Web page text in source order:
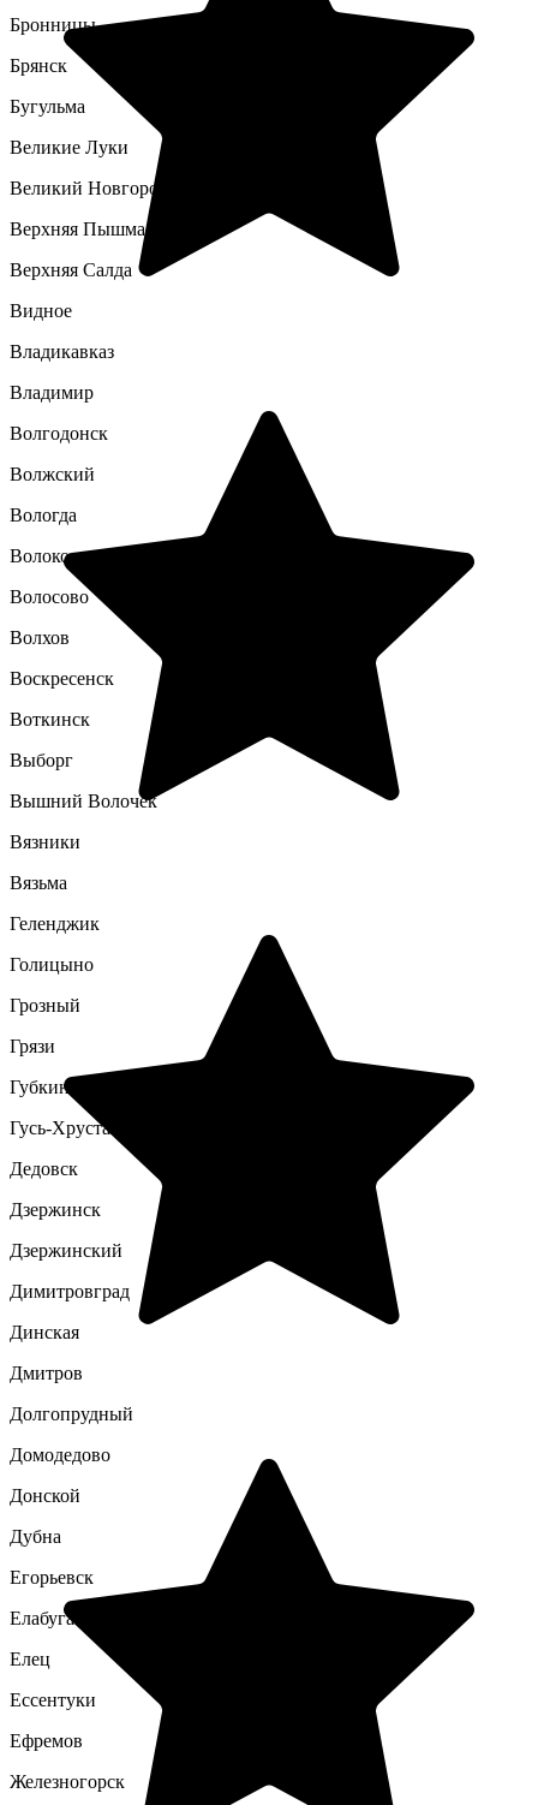
Бронницы
Брянск
Бугульма
Великие Луки
Великий Новгород
Верхняя Пышма
Верхняя Салда
Видное
Владикавказ
Владимир
Волгодонск
Волжский
Вологда
Волоколамск
Волосово
Волхов
Воскресенск
Воткинск
Выборг
Вышний Волочек
Вязники
Вязьма
Геленджик
Голицыно
Грозный
Грязи
Губкин
Гусь-Хрустальный
Дедовск
Дзержинск
Дзержинский
Димитровград
Динская
Дмитров
Долгопрудный
Домодедово
Донской
Дубна
Егорьевск
Елабуга
Елец
Ессентуки
Ефремов
Железногорск